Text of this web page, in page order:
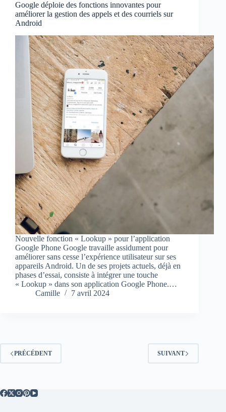
Google déploie des fonctions innovantes pour
améliorer la gestion des appels et des courriels sur
Android
Nouvelle fonction « Lookup » pour l’application
Google Phone Google travaille assidument pour
améliorer sans cesse l’expérience utilisateur sur ses
appareils Android. Un de ses projets actuels, déjà en
phases d’essai, consiste à intégrer une touche
« Lookup » dans son application Google Phone.…
Camille
7 avril 2024
PRÉCÉDENT SUIVANT